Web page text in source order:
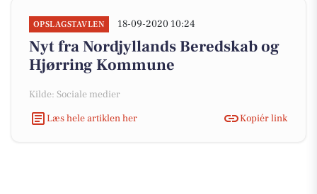
OPSLAGSTAVLEN 18-09-2020 10:24
Nyt fra Nordjyllands Beredskab og
Hjørring Kommune
Kilde: Sociale medier
Læs hele artiklen her
Kopiér link